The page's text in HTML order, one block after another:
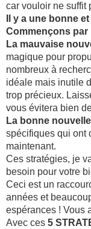
car vouloir ne suffit
Il y a une bonne
Commençons par
La mauvaise
magique pour
nombreux à
idéale mais inutile
trop précieux.
vous évitera bien
La bonne nouvelle
spécifiques qui ont
maintenant.
Ces stratégies, je
besoin pour votre
Ceci est un
années et
espérances ! Vous
Avec ces 5